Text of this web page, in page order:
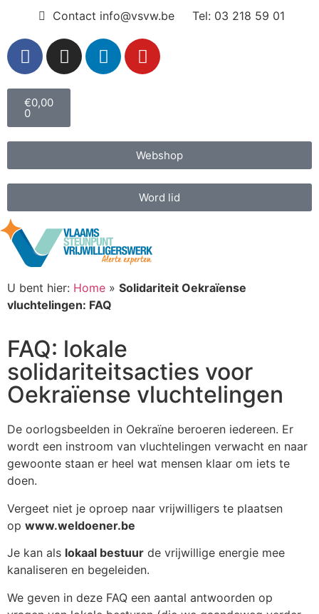
Contact info@vsvw.be Tel: 03 218 59 01
€0,00
0
Webshop
Word lid
U bent hier: Home » Solidariteit Oekraïense
vluchtelingen: FAQ
FAQ: lokale
solidariteitsacties voor
Oekraïense vluchtelingen
De oorlogsbeelden in Oekraïne beroeren iedereen. Er
wordt een instroom van vluchtelingen verwacht en naar
gewoonte staan er heel wat mensen klaar om iets te
doen.
Vergeet niet je oproep naar vrijwilligers te plaatsen
op www.weldoener.be
Je kan als lokaal bestuur de vrijwillige energie mee
kanaliseren en begeleiden.
We geven in deze FAQ een aantal antwoorden op